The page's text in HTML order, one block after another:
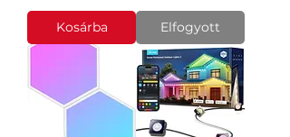
Kosárba Elfogyott